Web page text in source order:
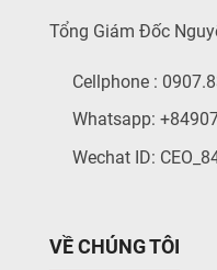
Tổng Giám Đốc
Cellphone :
Whatsapp:
Wechat ID:
VỀ CHÚNG TÔI